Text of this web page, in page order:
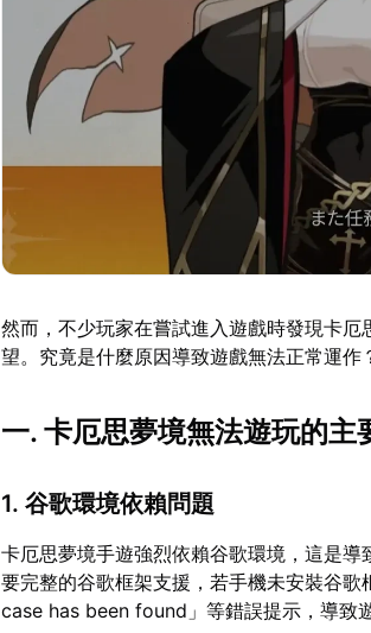
然而，不少玩家在嘗試進入遊戲時發現卡
望。究竟是什麼原因導致遊戲無法正常運作
一. 卡厄思夢境無法遊玩的主
1. 谷歌環境依賴問題
卡厄思夢境手遊強烈依賴谷歌環境，這是
要完整的谷歌框架支援，若手機未安裝谷
case has been found」等錯誤提示，導致